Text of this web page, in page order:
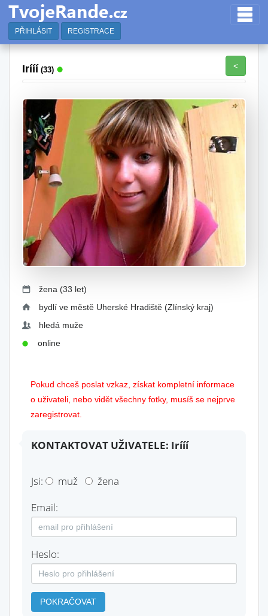
PŘIHLÁSIT REGISTRACE
Irííí (33) <
žena (33 let)
bydlí ve městě Uherské Hradiště (Zlínský kraj)
hledá muže
online
Pokud chceš poslat vzkaz, získat kompletní informace
o uživateli, nebo vidět všechny fotky, musíš se nejprve
zaregistrovat.
KONTAKTOVAT UŽIVATELE: Irííí
Jsi: muž
žena
Email:
Heslo:
POKRAČOVAT